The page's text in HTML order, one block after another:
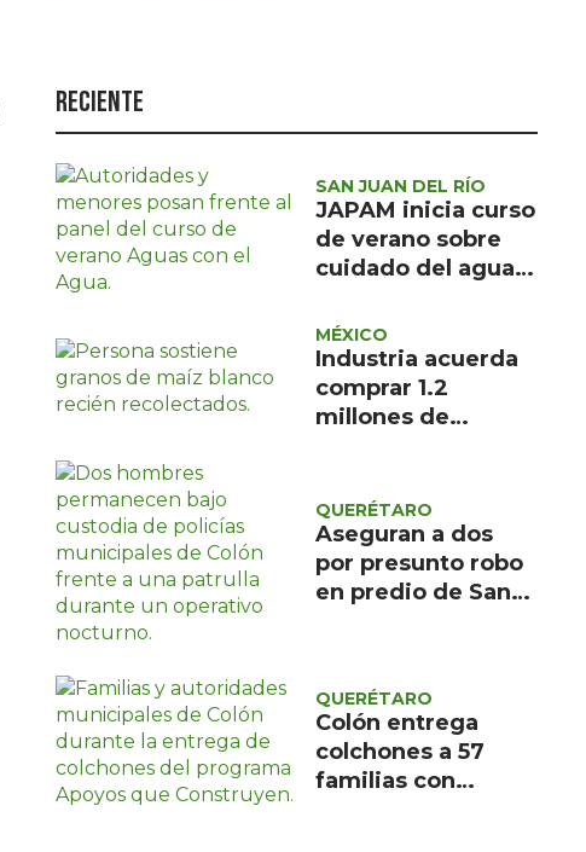
Política
Asuntos Sociales
Reciente
SAN JUAN DEL RÍO
JAPAM inicia curso
de verano sobre
cuidado del agua
niños
MÉXICO
Industria acuerda
comprar 1.2
millones de
QUERÉTARO
Aseguran a dos
por presunto robo
en predio de San
QUERÉTARO
Colón entrega
colchones a 57
familias con